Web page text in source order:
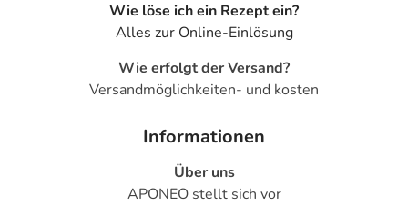
Wie löse ich ein Rezept ein?
Alles zur Online-Einlösung
Wie erfolgt der Versand?
Versandmöglichkeiten- und kosten
Informationen
Über uns
APONEO stellt sich vor